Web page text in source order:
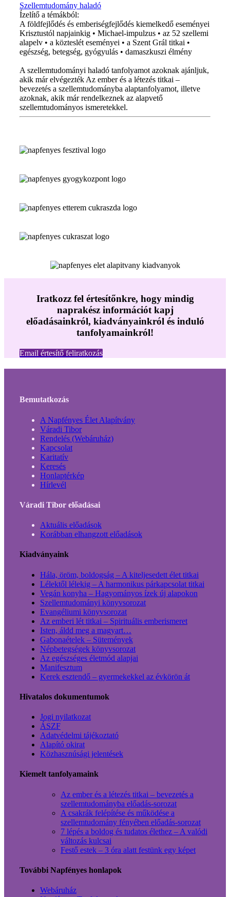
Szellemtudomány haladó
Ízelítő a témákból:
A földfejlődés és emberiségfejlődés kiemelkedő eseményei
Krisztustól napjainkig • Michael-impulzus • az 52 szellemi
alapelv • a közteslét eseményei • a Szent Grál titkai •
egészség, betegség, gyógyulás • damaszkuszi élmény
A szellemtudományi haladó tanfolyamot azoknak ajánljuk,
akik már elvégezték Az ember és a létezés titkai –
bevezetés a szellemtudományba alaptanfolyamot, illetve
azoknak, akik már rendelkeznek az alapvető
szellemtudományos ismeretekkel.
Iratkozz fel értesítőnkre, hogy mindig
naprakész információt kapj
előadásainkról, kiadványainkról és induló
tanfolyamainkról!
Email értesítő feliratkozás
Bemutatkozás
A Napfényes Élet Alapítvány
Váradi Tibor
Rendelés (Webáruház)
Kapcsolat
Karitatív
Keresés
Honlaptérkép
Hírlevél
Váradi Tibor előadásai
Aktuális előadások
Korábban elhangzott előadások
Kiadványaink
Hála, öröm, boldogság – A kiteljesedett élet titkai
Lélektől lélekig – A harmonikus párkapcsolat titkai
Vegán konyha – Hagyományos ízek új alapokon
Szellemtudományi könyvsorozat
Evangéliumi könyvsorozat
Az emberi lét titkai – Spirituális emberismeret
Isten, áldd meg a magyart…
Gabonaételek – Sütemények
Népbetegségek könyvsorozat
Az egészséges életmód alapjai
Manifesztum
Kerek esztendő – gyermekekkel az évkörön át
Hivatalos dokumentumok
Jogi nyilatkozat
ÁSZF
Adatvédelmi tájékoztató
Alapító okirat
Közhasznúsági jelentések
Kiemelt tanfolyamaink
Az ember és a létezés titkai – bevezetés a
szellemtudományba előadás-sorozat
A csakrák felépítése és működése a
szellemtudomány fényében előadás-sorozat
7 lépés a boldog és tudatos élethez – A valódi
változás kulcsai
Festő estek – 3 óra alatt festünk egy képet
További Napfényes honlapok
Webáruház